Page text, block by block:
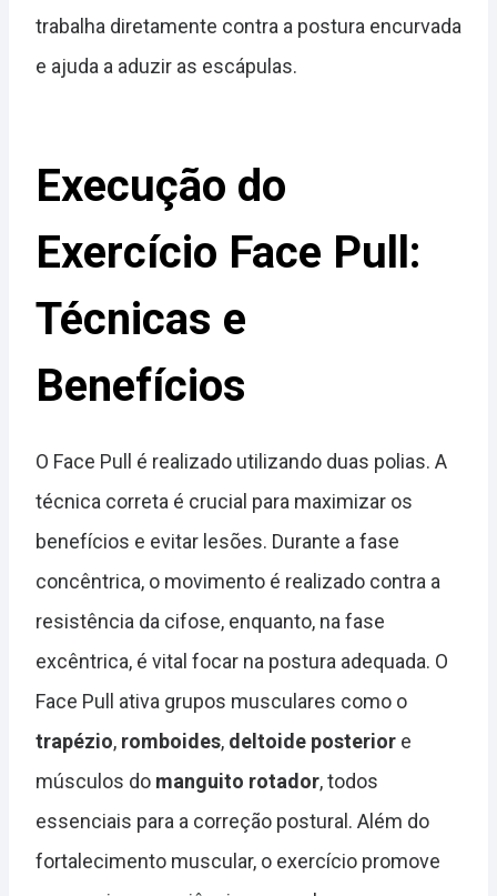
trabalha diretamente contra a postura encurvada
e ajuda a aduzir as escápulas.
Execução do
Exercício Face Pull:
Técnicas e
Benefícios
O Face Pull é realizado utilizando duas polias. A
técnica correta é crucial para maximizar os
benefícios e evitar lesões. Durante a fase
concêntrica, o movimento é realizado contra a
resistência da cifose, enquanto, na fase
excêntrica, é vital focar na postura adequada. O
Face Pull ativa grupos musculares como o
trapézio, romboides, deltoide posterior e
músculos do manguito rotador, todos
essenciais para a correção postural. Além do
fortalecimento muscular, o exercício promove